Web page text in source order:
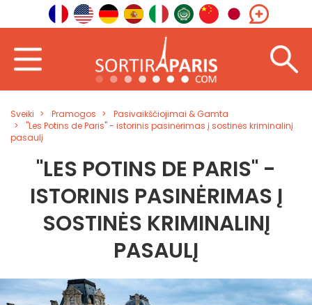
Sveiki Pramogos
Pasivaikščiojimai & Gamta
"Les Potins de Paris" - istorinis pasinėrimas į sostinės kriminalinį
pasaulį
"LES POTINS DE PARIS" -
ISTORINIS PASINĖRIMAS Į
SOSTINĖS KRIMINALINĮ
PASAULĮ